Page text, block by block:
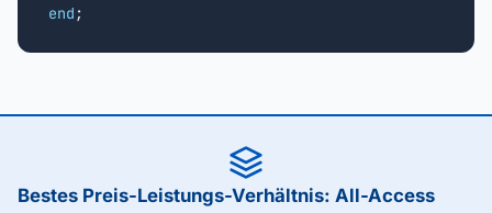
end ;
Bestes Preis-Leistungs-Verhältnis: All-Access